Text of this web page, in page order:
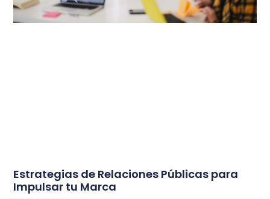
Estrategias de Relaciones Públicas para
Impulsar tu Marca